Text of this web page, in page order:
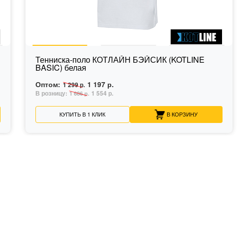
Тенниска-поло КОТЛАЙН БЭЙСИК (KOTLINE
BASIC) белая
Оптом: 1 299 р. 1 197 р.
В розницу: 1 686 р. 1 554 р.
КУПИТЬ В 1 КЛИК В КОРЗИНУ